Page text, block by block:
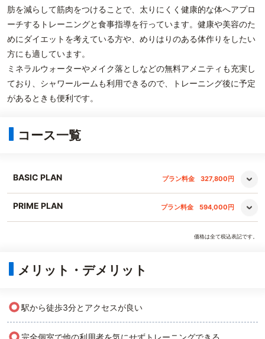
肪を減らして筋肉をつけることで、太りにくく健康的な体へアプロ
ーチするトレーニングと食事指導を行っています。健康や美容のた
めにダイエットを考えている方や、めりはりのある体作りをしたい
方にも適しています。
ミネラルウォーターやメイク落としなどの無料アメニティも充実し
ており、シャワールームも利用できるので、トレーニング後に予定
があるときも便利です。
コース一覧
BASIC PLAN プラン料金 327,800円
PRIME PLAN プラン料金 594,000円
価格は全て税込表記です。
メリット・デメリット
○駅から徒歩3分とアクセスが良い
完全個室で他の利用者を気にせずトレーニングできる